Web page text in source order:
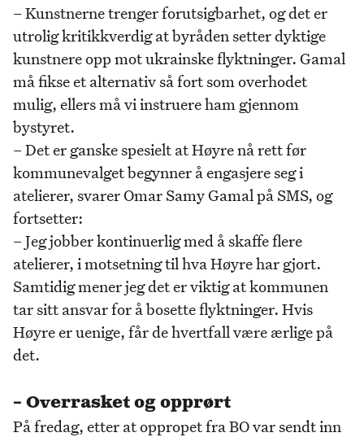
– Kunstnerne trenger forutsigbarhet, og det er
utrolig kritikkverdig at byråden setter dyktige
kunstnere opp mot ukrainske flyktninger. Gamal
må fikse et alternativ så fort som overhodet
mulig, ellers må vi instruere ham gjennom
bystyret.
– Det er ganske spesielt at Høyre nå rett før
kommunevalget begynner å engasjere seg i
atelierer, svarer Omar Samy Gamal på SMS, og
fortsetter:
– Jeg jobber kontinuerlig med å skaffe flere
atelierer, i motsetning til hva Høyre har gjort.
Samtidig mener jeg det er viktig at kommunen
tar sitt ansvar for å bosette flyktninger. Hvis
Høyre er uenige, får de hvertfall være ærlige på
det.
– Overrasket og opprørt
På fredag, etter at oppropet fra BO var sendt inn